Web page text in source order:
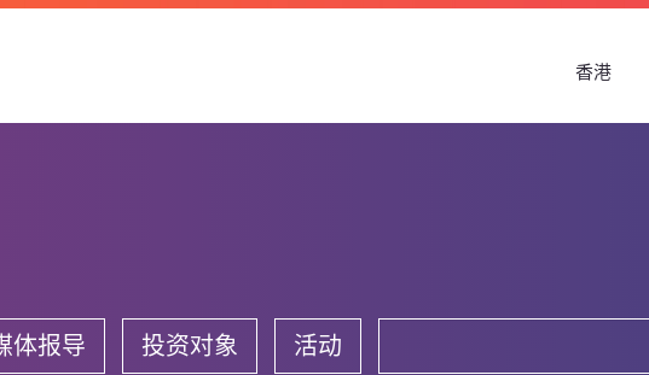
香港
体报导 投资对象 活动